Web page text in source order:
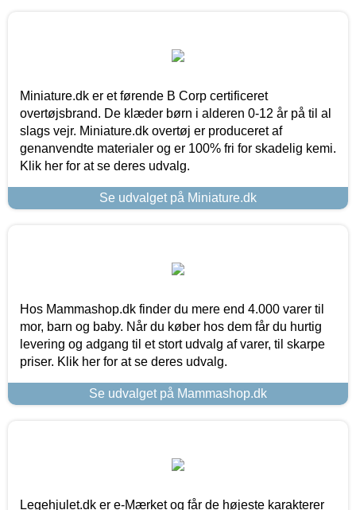
Miniature.dk er et førende B Corp certificeret
overtøjsbrand. De klæder børn i alderen 0-12 år på til al
slags vejr. Miniature.dk overtøj er produceret af
genanvendte materialer og er 100% fri for skadelig kemi.
Klik her for at se deres udvalg.
Se udvalget på Miniature.dk
Hos Mammashop.dk finder du mere end 4.000 varer til
mor, barn og baby. Når du køber hos dem får du hurtig
levering og adgang til et stort udvalg af varer, til skarpe
priser. Klik her for at se deres udvalg.
Se udvalget på Mammashop.dk
Legehjulet.dk er e-Mærket og får de højeste karakterer